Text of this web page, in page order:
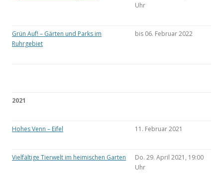
Uhr
Grün Auf! – Gärten und Parks im
Ruhrgebiet
bis 06. Februar 2022
2021
Hohes Venn – Eifel 11. Februar 2021
Vielfältige Tierwelt im heimischen Garten
Do. 29. April 2021, 19:00
Uhr